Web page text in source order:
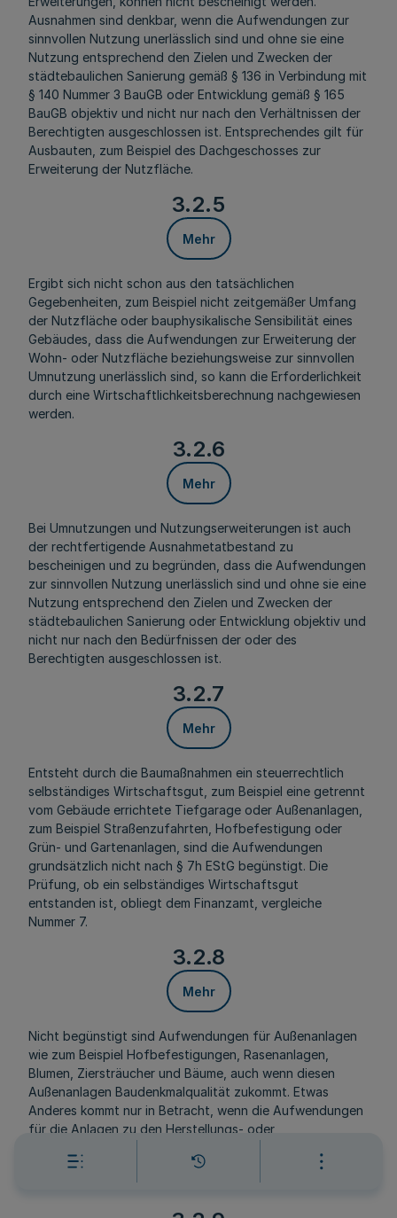
Ausnahmen sind denkbar, wenn die Aufwendungen zur
sinnvollen Nutzung unerlässlich sind und ohne sie eine
Nutzung entsprechend den Zielen und Zwecken der
städtebaulichen Sanierung gemäß § 136 in Verbindung mit
§ 140 Nummer 3 BauGB oder Entwicklung gemäß § 165
BauGB objektiv und nicht nur nach den Verhältnissen der
Berechtigten ausgeschlossen ist. Entsprechendes gilt für
Ausbauten, zum Beispiel des Dachgeschosses zur
Erweiterung der Nutzfläche.
3.2.5
Mehr
Ergibt sich nicht schon aus den tatsächlichen
Gegebenheiten, zum Beispiel nicht zeitgemäßer Umfang
der Nutzfläche oder bauphysikalische Sensibilität eines
Gebäudes, dass die Aufwendungen zur Erweiterung der
Wohn- oder Nutzfläche beziehungsweise zur sinnvollen
Umnutzung unerlässlich sind, so kann die Erforderlichkeit
durch eine Wirtschaftlichkeitsberechnung nachgewiesen
werden.
3.2.6
Mehr
Bei Umnutzungen und Nutzungserweiterungen ist auch
der rechtfertigende Ausnahmetatbestand zu
bescheinigen und zu begründen, dass die Aufwendungen
zur sinnvollen Nutzung unerlässlich sind und ohne sie eine
Nutzung entsprechend den Zielen und Zwecken der
städtebaulichen Sanierung oder Entwicklung objektiv und
nicht nur nach den Bedürfnissen der oder des
Berechtigten ausgeschlossen ist.
3.2.7
Mehr
Entsteht durch die Baumaßnahmen ein steuerrechtlich
selbständiges Wirtschaftsgut, zum Beispiel eine getrennt
vom Gebäude errichtete Tiefgarage oder Außenanlagen,
zum Beispiel Straßenzufahrten, Hofbefestigung oder
Grün- und Gartenanlagen, sind die Aufwendungen
grundsätzlich nicht nach § 7h EStG begünstigt. Die
Prüfung, ob ein selbständiges Wirtschaftsgut
entstanden ist, obliegt dem Finanzamt, vergleiche
Nummer 7.
3.2.8
Mehr
Nicht begünstigt sind Aufwendungen für Außenanlagen
wie zum Beispiel Hofbefestigungen, Rasenanlagen,
Blumen, Ziersträucher und Bäume, auch wenn diesen
Außenanlagen Baudenkmalqualität zukommt. Etwas
Anderes kommt nur in Betracht, wenn die Aufwendungen
für die Anlagen zu den Herstellungs- oder
Gebäudes gehören. Diese Prüfung obliegt dem